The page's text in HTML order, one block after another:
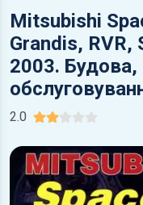
Mitsubishi
Grandis, RVR,
2003. Будова,
2.0